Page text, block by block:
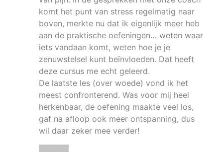
komt het punt van stress regelmatig naar
boven, merkte nu dat ik eigenlijk meer heb
aan de praktische oefeningen… weten waar
iets vandaan komt, weten hoe je je
zenuwstelsel kunt beïnvloeden. Dat heeft
deze cursus me echt geleerd.
De laatste les (over woede) vond ik het
meest confronterend. Was voor mij heel
herkenbaar, de oefening maakte veel los,
gaf na afloop ook meer ontspanning, dus
wil daar zeker mee verder!